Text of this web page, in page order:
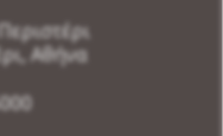
Αθήνα